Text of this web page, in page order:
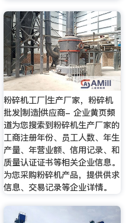
粉碎机工厂|生产厂家，粉碎机
批发|制造|供应商- 企业黄页频
道为您搜索到粉碎机生产厂家的
工商注册年份、员工人数、年生
产量、年营业额、信用记录、和
质量认证证书等相关企业信息。
为您采购粉碎机产品，提供供求
信息、交易记录等企业详情。